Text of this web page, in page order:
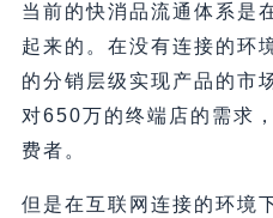
当前的快消品流通体系是
起来的。在没有连接的环
的分销层级实现产品的市
对650万的终端店的需求
费者。
但是在互联网连接的环境